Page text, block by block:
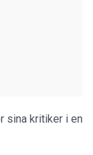
sina kritiker i en